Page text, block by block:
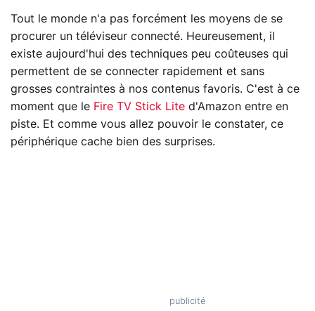
Tout le monde n'a pas forcément les moyens de se
procurer un téléviseur connecté. Heureusement, il
existe aujourd'hui des techniques peu coûteuses qui
permettent de se connecter rapidement et sans
grosses contraintes à nos contenus favoris. C'est à ce
moment que le Fire TV Stick Lite d'Amazon entre en
piste. Et comme vous allez pouvoir le constater, ce
périphérique cache bien des surprises.